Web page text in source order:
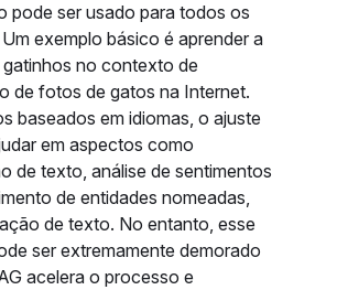
pode ser usado para todos os
exemplo básico é aprender a
no contexto de
de fotos de gatos na Internet.
baseados em idiomas, o ajuste
em aspectos como
de texto, análise de sentimentos
de entidades nomeadas,
de texto. No entanto, esse
ser extremamente demorado
acelera o processo e